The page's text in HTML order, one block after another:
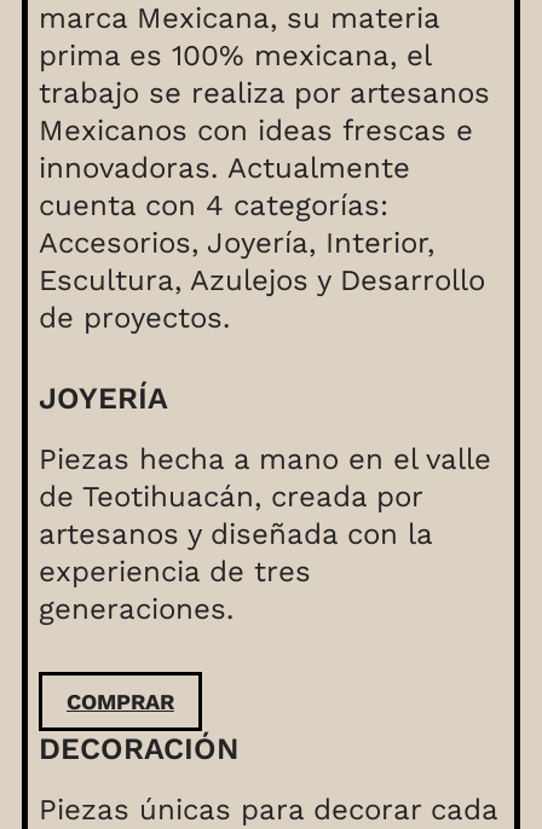
marca Mexicana, su materia
prima es 100% mexicana, el
trabajo se realiza por artesanos
Mexicanos con ideas frescas e
innovadoras. Actualmente
cuenta con 4 categorías:
Accesorios, Joyería, Interior,
Escultura, Azulejos y Desarrollo
de proyectos.
JOYERÍA
Piezas hecha a mano en el valle
de Teotihuacán, creada por
artesanos y diseñada con la
experiencia de tres
generaciones.
COMPRAR
DECORACIÓN
Piezas únicas para decorar cada